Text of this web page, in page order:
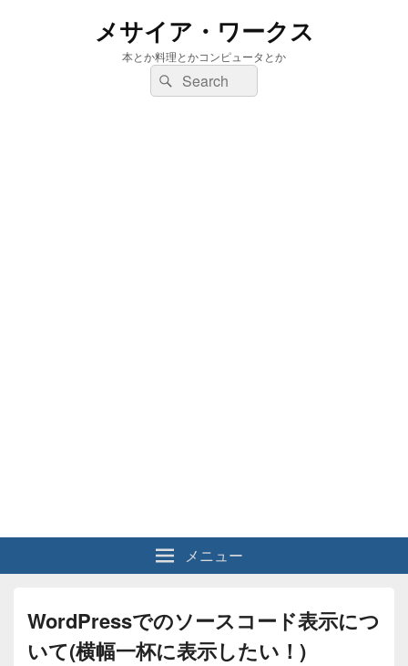
メサイア・ワークス
本とか料理とかコンピュータとか
検
索:
検
索
メニュー
WordPressでのソースコード表示につ
いて(横幅一杯に表示したい！)